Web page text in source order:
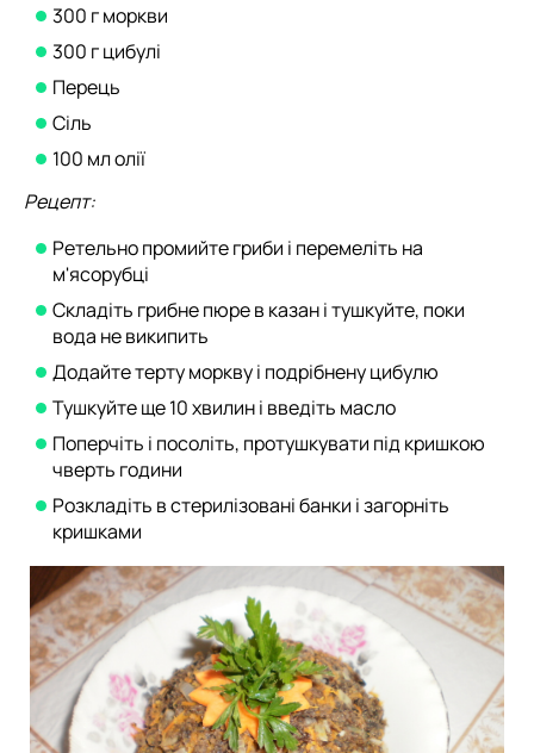
300 г моркви
300 г цибулі
Перець
Сіль
100 мл олії
Рецепт:
Ретельно промийте гриби і перемеліть на
м'ясорубці
Складіть грибне пюре в казан і тушкуйте, поки
вода не википить
Додайте терту моркву і подрібнену цибулю
Тушкуйте ще 10 хвилин і введіть масло
Поперчіть і посоліть, протушкувати під кришкою
чверть години
Розкладіть в стерилізовані банки і загорніть
кришками